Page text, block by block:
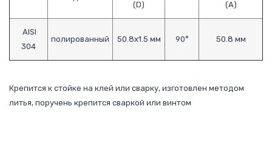
(D)
(A)
AISI
304
полированный 50.8х1.5 мм 90° 50.8 мм
Крепится к стойке на клей или сварку, изготовлен методом
литья, поручень крепится сваркой или винтом